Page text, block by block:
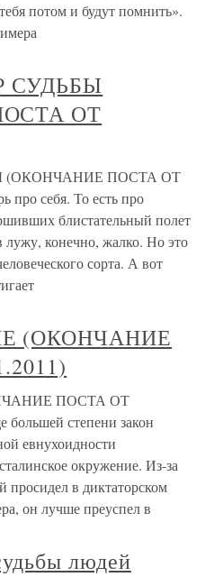
потом и будут помнить».
ОТ
ПОСТА ОТ
про себя. То есть про
блистательный полет
конечно, жалко. Но это
сорта. А вот
(ОКОНЧАНИЕ
ПОСТА ОТ
большей степени закон
евнухоидности
окружение. Из-за
просидел в диктаторском
он лучше преуспел в
людей